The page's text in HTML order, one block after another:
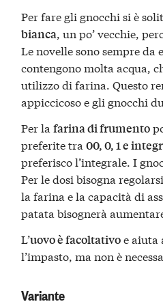
Per fare gli gnocchi si è
bianca, un po’ vecchie,
Le novelle sono sempre da
contengono molta acqua,
utilizzo di farina. Questo
appiccicoso e gli gnocchi
Per lafarina di frumento
preferite tra00, 0, 1 e
preferisco l’integrale. I
Per le dosi bisogna
la farina e la capacità di
patata bisognerà
L’uovo è facoltativoe aiuta
l’impasto, ma non è
Variante